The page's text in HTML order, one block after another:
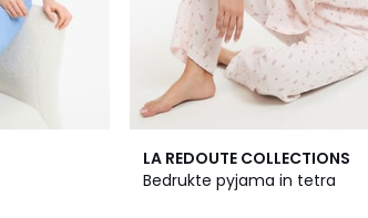
LA REDOUTE COLLECTIONS
Bedrukte pyjama in tetra
4.6
/ 5